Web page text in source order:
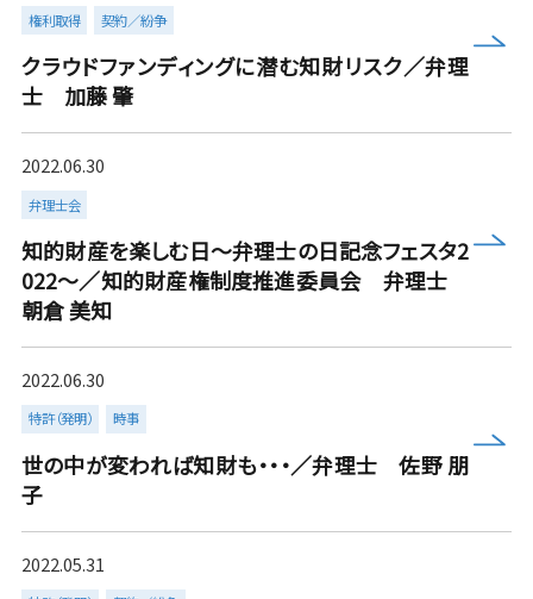
クラウドファンディングに潜む知財リスク／弁理
士 加藤 肇
権利取得 契約／紛争
more
知的財産を楽しむ日～弁理士の日記念フェスタ2
022～／知的財産権制度推進委員会 弁理士
朝倉 美知
2022.06.30
弁理士会
more
世の中が変われば知財も・・・／弁理士 佐野 朋
子
2022.06.30
特許（発明） 時事
more
2022.05.31